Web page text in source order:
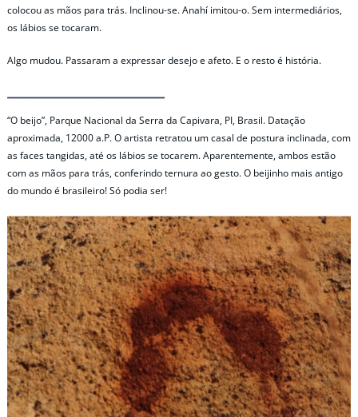
colocou as mãos para trás. Inclinou-se. Anahí imitou-o. Sem intermediários,
os lábios se tocaram.
Algo mudou. Passaram a expressar desejo e afeto. E o resto é história.
“O beijo”, Parque Nacional da Serra da Capivara, PI, Brasil. Datação
aproximada, 12000 a.P. O artista retratou um casal de postura inclinada, com
as faces tangidas, até os lábios se tocarem. Aparentemente, ambos estão
com as mãos para trás, conferindo ternura ao gesto. O beijinho mais antigo
do mundo é brasileiro! Só podia ser!